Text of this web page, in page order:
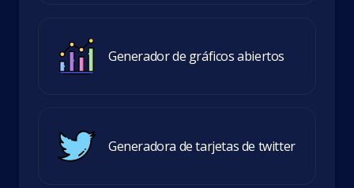
Generador de gráficos abiertos
Generadora de tarjetas de twitter